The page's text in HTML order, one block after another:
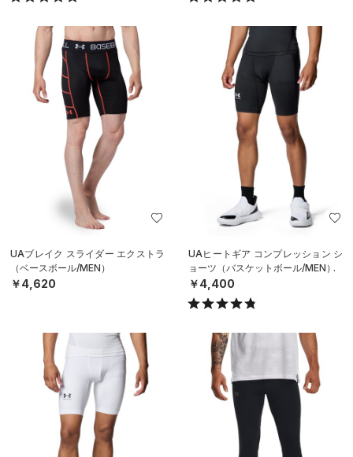
UAブレイク スライダー エクストラ
（ベースボール/MEN）
￥4,620
UAヒートギア コンプレッション シ
ョーツ（バスケットボール/MEN）
￥4,400